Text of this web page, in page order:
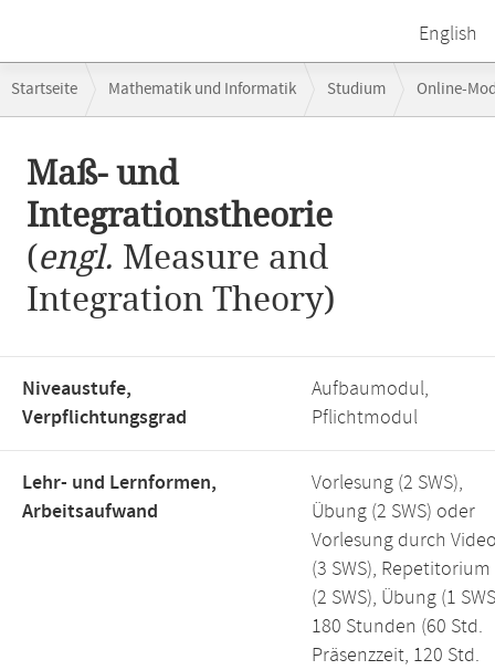
English
Navigation
Startseite Mathematik und Informatik Studium Online-
Maß- und
Integrationstheorie
(engl. Measure and
Integration Theory)
Niveaustufe,
Verpflichtungsgrad
Aufbaumodul,
Pflichtmodul
Lehr- und Lernformen,
Arbeitsaufwand
Vorlesung (2 SWS),
Übung (2 SWS) oder
Vorlesung durch
(3 SWS), Repetitorium
(2 SWS), Übung (1
180 Stunden (60 Std.
Präsenzzeit, 120 Std.